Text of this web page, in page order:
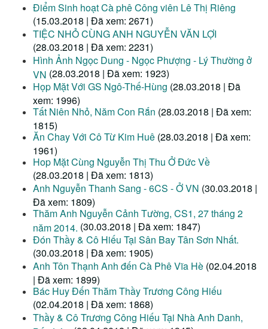
Điểm Sinh hoạt Cà phê Công viên Lê Thị Riêng
(15.03.2018 | Đã xem: 2671)
TIỆC NHỎ CÙNG ANH NGUYỄN VĂN LỢI
(28.03.2018 | Đã xem: 2231)
Hình Ảnh Ngọc Dung - Ngọc Phượng - Lý Thường ở
VN (28.03.2018 | Đã xem: 1923)
Họp Mặt Với GS Ngô-Thế-Hùng (28.03.2018 | Đã
xem: 1996)
Tất Niên Nhỏ, Năm Con Rắn (28.03.2018 | Đã xem:
1815)
Ăn Chay Với Cô Từ Kim Huê (28.03.2018 | Đã xem:
1961)
Hop Mặt Cùng Nguyễn Thị Thu Ở Đức Về
(28.03.2018 | Đã xem: 1813)
Anh Nguyễn Thanh Sang - 6CS - Ở VN (30.03.2018 |
Đã xem: 1809)
Thăm Anh Nguyễn Cảnh Tường, CS1, 27 tháng 2
năm 2014. (30.03.2018 | Đã xem: 1847)
Đón Thầy & Cô Hiếu Tại Sân Bay Tân Sơn Nhất.
(30.03.2018 | Đã xem: 1905)
Anh Tôn Thạnh Anh đến Cà Phê Vĩa Hè (02.04.2018
| Đã xem: 1899)
Bác Huy Đến Thăm Thầy Trương Công Hiếu
(02.04.2018 | Đã xem: 1868)
Thầy & Cô Trương Công Hiếu Tại Nhà Anh Danh,